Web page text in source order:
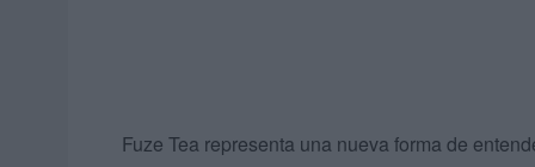
Fuze Tea representa una nueva forma de